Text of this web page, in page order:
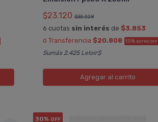
$23.120 $33.028
6 cuotas sin interés de $3.853
ó Transferencia $20.808 10% EXTRA OFF
Sumás 2.425 Leloir$
Agregaral carrito
30% OFF